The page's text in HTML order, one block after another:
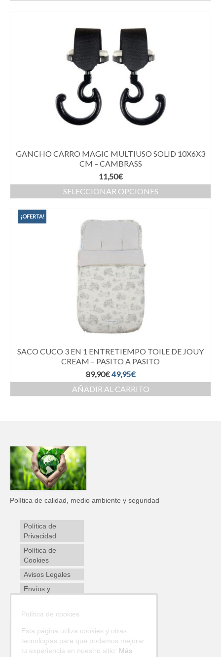
GANCHO CARRO MAGIC MULTIUSO SOLID 10X6X3
CM – CAMBRASS
11,50€
SELECCIONAR OPCIONES
¡OFERTA!
SACO CUCO 3 EN 1 ENTRETIEMPO TOILE DE JOUY
CREAM – PASITO A PASITO
89,90€49,95€
AÑADIR AL CARRITO
Política de calidad, medio ambiente y seguridad
Política de
Privacidad
Política de
Cookies
Avisos Legales
Envíos y
Política de cookies
Esta página utiliza cookies y otras
tecnologías para que podamos mejorar
tu experiencia en nuestro sitio: Más